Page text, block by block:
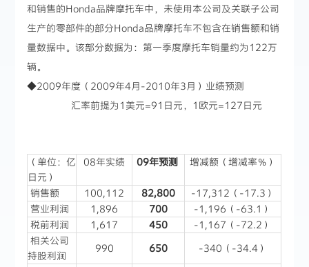
和销售的Honda品牌摩托车中，未使用本公司及关联子公司
生产的零部件的部分Honda品牌摩托车不包含在销售额和销
量数据中。该部分数据为：第一季度摩托车销量约为122万
辆。
◆2009年度（2009年4月-2010年3月）业绩预测
汇率前提为1美元=91日元，1欧元=127日元
（单位：亿
日元）
08年实绩 09年预测 增减额（增减率％）
销售额 100,112 82,800
-17,312（-17.3）
营业利润
1,896 700
-1,196（-63.1）
税前利润
1,617 450
-1,167（-72.2）
相关公司
持股利润
990 650
-340（-34.4）